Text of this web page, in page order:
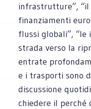
infrastrutture”, “il
finanziamenti
flussi globali”,
strada verso la
entrate
e i trasporti sono
discussione
chiedere il perché